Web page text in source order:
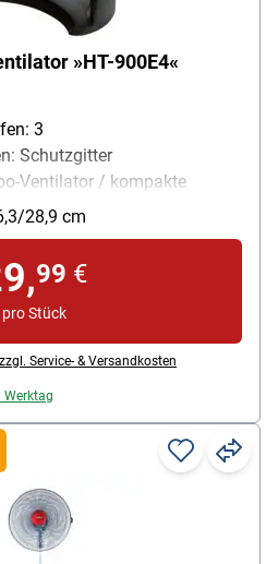
»HT-900E4«
3
Schutzgitter
Ventilator / kompakte
und auch zur
28,9 cm
99 €
pro Stück
zzgl. Service- & Versandkosten
Werktag